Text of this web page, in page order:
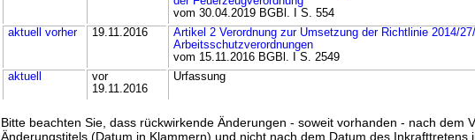
vom 30.04.2019 BGBl. I S. 554
aktuell
vorher 19.11.2016
Artikel 2 Verordnung zur Umsetzung der Richtlinie 2014/
Arbeitsschutzverordnungen
vom 15.11.2016 BGBl. I S. 2549
aktuell
vor
19.11.2016
Urfassung
Bitte beachten Sie, dass rückwirkende Änderungen - soweit vorhanden - nach dem
Änderungstitels (Datum in Klammern) und nicht nach dem Datum des Inkrafttretens